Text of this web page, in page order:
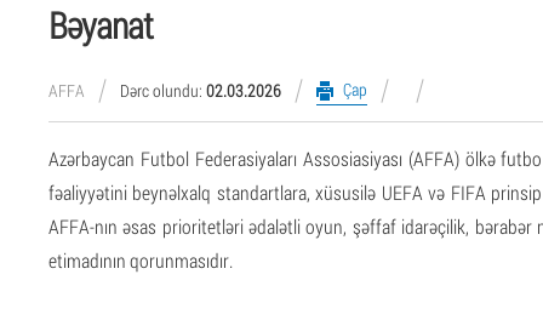
Bəyanat
AFFA Dərc olundu: 02.03.2026 Çap
Azərbaycan Futbol Federasiyaları Assosiasiyası (AFFA) ölkə
fəaliyyətini beynəlxalq standartlara, xüsusilə UEFA və FIFA
AFFA-nın əsas prioritetləri ədalətli oyun, şəffaf idarəçilik,
etimadının qorunmasıdır.